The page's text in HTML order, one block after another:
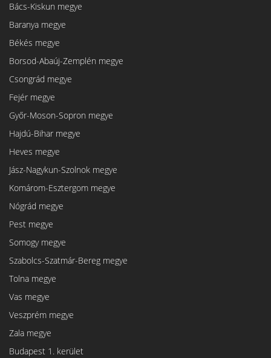
Bács-Kiskun megye
Baranya megye
Békés megye
Borsod-Abaúj-Zemplén megye
Csongrád megye
Fejér megye
Győr-Moson-Sopron megye
Hajdú-Bihar megye
Heves megye
Jász-Nagykun-Szolnok megye
Komárom-Esztergom megye
Nógrád megye
Pest megye
Somogy megye
Szabolcs-Szatmár-Bereg megye
Tolna megye
Vas megye
Veszprém megye
Zala megye
Budapest 1. kerület